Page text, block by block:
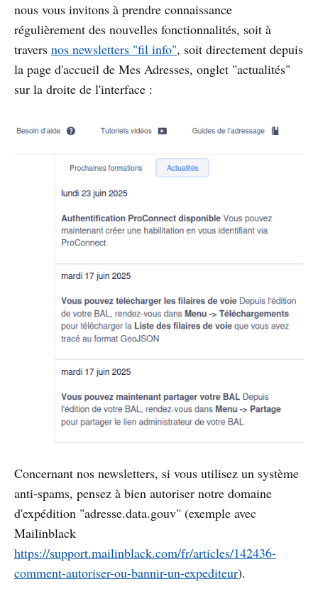
nous vous invitons à prendre connaissance
régulièrement des nouvelles fonctionnalités, soit à
travers nos newsletters "fil info", soit directement depuis
la page d'accueil de Mes Adresses, onglet "actualités"
sur la droite de l'interface :
Concernant nos newsletters, si vous utilisez un système
anti-spams, pensez à bien autoriser notre domaine
d'expédition "adresse.data.gouv" (exemple avec
Mailinblack
https://support.mailinblack.com/fr/articles/142436-
comment-autoriser-ou-bannir-un-expediteur).